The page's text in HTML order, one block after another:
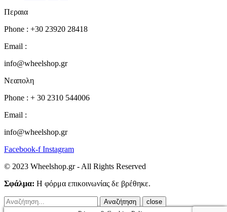
Περαια
Phone : +30 23920 28418
Email :
info@wheelshop.gr
Νεαπολη
Phone : + 30 2310 544006
Email :
info@wheelshop.gr
Facebook-f Instagram
© 2023 Wheelshop.gr - All Rights Reserved
Σφάλμα: Η φόρμα επικοινωνίας δε βρέθηκε.
close